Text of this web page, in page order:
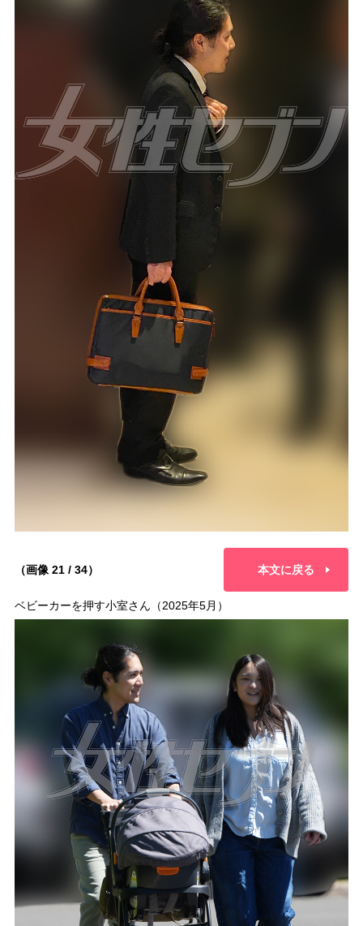
（画像 21 / 34） 本文に戻る
ベビーカーを押す小室さん（2025年5月）